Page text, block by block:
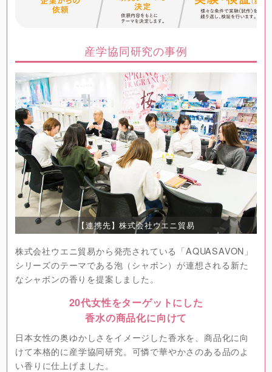
産学協同研究の事例
【連携先】株式会社ウエニ貿易
株式会社ウエニ貿易から発売されている「AQUASAVON」
シリーズのテーマである泡（シャボン）が連想される新た
なシャボンの香りを提案しました。
20代女性をターゲットにした
香水の商品化に向けて
日本女性の奥ゆかしさをイメージした香水を、商品化に向
けて本格的に産学協同研究。可憐で華やかさのある品のよ
い香りに仕上げました。